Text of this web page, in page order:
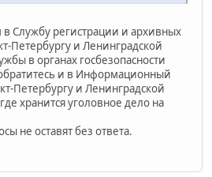
в Службу регистрации и архивных
Петербургу и Ленинградской
в органах госбезопасности
и в Информационный
Петербургу и Ленинградской
хранится уголовное дело на
не оставят без ответа.